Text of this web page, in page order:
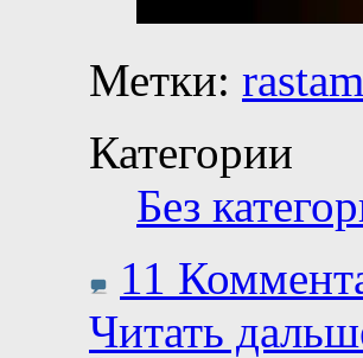
Метки:
Категории
Без
11
Читать